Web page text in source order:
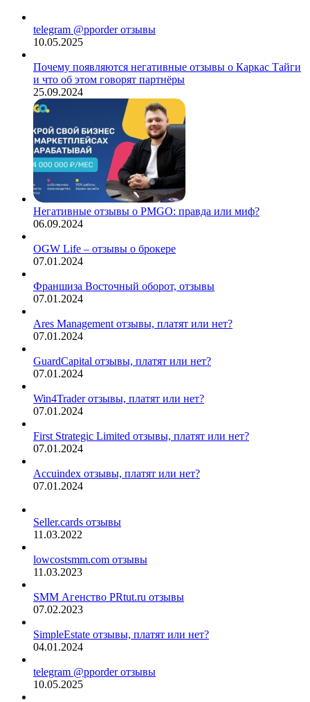
telegram @pporder отзывы
10.05.2025
Почему появляются негативные отзывы о Каркас Тайги
и что об этом говорят партнёры
25.09.2024
Негативные отзывы о PMGO: правда или миф?
06.09.2024
OGW Life – отзывы о брокере
07.01.2024
Франшиза Восточный оборот, отзывы
07.01.2024
Ares Management отзывы, платят или нет?
07.01.2024
GuardCapital отзывы, платят или нет?
07.01.2024
Win4Trader отзывы, платят или нет?
07.01.2024
First Strategic Limited отзывы, платят или нет?
07.01.2024
Accuindex отзывы, платят или нет?
07.01.2024
Seller.cards отзывы
11.03.2022
lowcostsmm.com отзывы
11.03.2023
SMM Агенство PRtut.ru отзывы
07.02.2023
SimpleEstate отзывы, платят или нет?
04.01.2024
telegram @pporder отзывы
10.05.2025